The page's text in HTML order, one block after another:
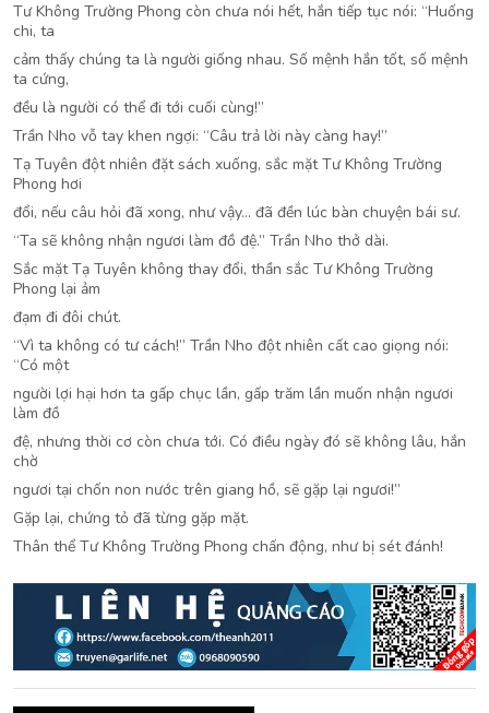
Tư Không Trường Phong còn chưa nói hết, hắn tiếp tục nói: “Huống
chi, ta
cảm thấy chúng ta là người giống nhau. Số mệnh hắn tốt, số mệnh
ta cứng,
đều là người có thể đi tới cuối cùng!”
Trần Nho vỗ tay khen ngợi: “Câu trả lời này càng hay!”
Tạ Tuyên đột nhiên đặt sách xuống, sắc mặt Tư Không Trường
Phong hơi
đổi, nếu câu hỏi đã xong, như vậy… đã đền lúc bàn chuyện bái sư.
“Ta sẽ không nhận ngươi làm đồ đệ.” Trần Nho thở dài.
Sắc mặt Tạ Tuyên không thay đổi, thần sắc Tư Không Trường
Phong lại ảm
đạm đi đôi chút.
“Vì ta không có tư cách!” Trần Nho đột nhiên cất cao giọng nói:
“Có một
người lợi hại hơn ta gấp chục lần, gấp trăm lần muốn nhận ngươi
làm đồ
đệ, nhưng thời cơ còn chưa tới. Có điều ngày đó sẽ không lâu, hắn
chờ
ngươi tại chốn non nước trên giang hồ, sẽ gặp lại ngươi!”
Gặp lại, chứng tỏ đã từng gặp mặt.
Thân thể Tư Không Trường Phong chấn động, như bị sét đánh!